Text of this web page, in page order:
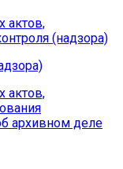
актов,
(надзора)
актов,
архивном деле